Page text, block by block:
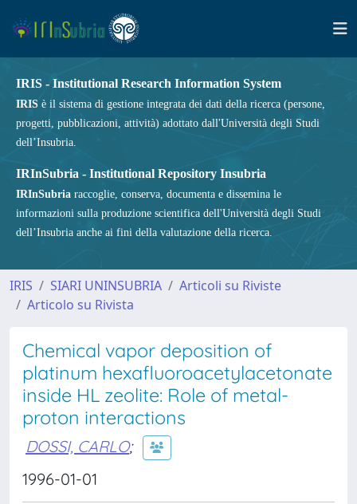
IRIS - Institutional Research Information System
IRIS è il sistema di gestione integrata dei dati della ricerca (persone,
progetti, pubblicazioni, attività) adottato dall'Università degli Studi
dell’Insubria.
IRInSubria - Institutional Repository Insubria
IRInSubria raccoglie, conserva, documenta e dissemina le
informazioni sulla produzione scientifica dell'Università degli Studi
dell’Insubria anche ai fini della valutazione della ricerca.
IRIS SIARI UNINSUBRIA
Articoli su Riviste
Articolo su Rivista
Chemical vapor deposition of
platinum hexafluoroacetylacetonate
inside HL zeolite: Role of metal-
proton interactions
DOSSI, CARLO;
1996-01-01